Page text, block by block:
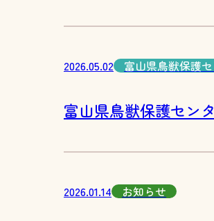
2026.05.02 富山県鳥獣保護
富山県鳥獣保護セン
2026.01.14 お知らせ